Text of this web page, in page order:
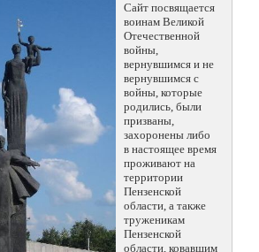
Сайт посвящается
воинам Великой
Отечественной
войны,
вернувшимся и не
вернувшимся с
войны, которые
родились, были
призваны,
захоронены либо
в настоящее время
проживают на
территории
Пензенской
области, а также
труженикам
Пензенской
области, ковавшим